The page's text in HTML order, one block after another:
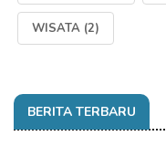
WISATA (2)
BERITA TERBARU